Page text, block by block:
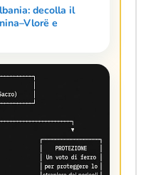
decolla il
e